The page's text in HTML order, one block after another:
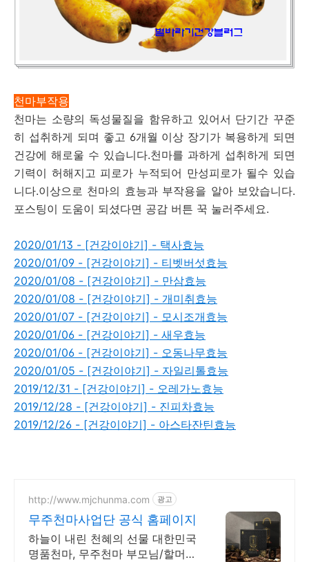
천마부작용
천마는 소량의 독성물질을 함유하고 있어서 단기간 꾸준
히 섭취하게 되며 좋고 6개월 이상 장기가 복용하게 되면
건강에 해로울 수 있습니다.천마를 과하게 섭취하게 되면
기력이 허해지고 피로가 누적되어 만성피로가 될수 있습
니다.이상으로 천마의 효능과 부작용을 알아 보았습니다.
포스팅이 도움이 되셨다면 공감 버튼 꾹 눌러주세요.
2020/01/13 - [건강이야기] - 택사효능
2020/01/09 - [건강이야기] - 티벳버섯효능
2020/01/08 - [건강이야기] - 만삼효능
2020/01/08 - [건강이야기] - 개미취효능
2020/01/07 - [건강이야기] - 모시조개효능
2020/01/06 - [건강이야기] - 새우효능
2020/01/06 - [건강이야기] - 오동나무효능
2020/01/05 - [건강이야기] - 자일리톨효능
2019/12/31 - [건강이야기] - 오레가노효능
2019/12/28 - [건강이야기] - 진피차효능
2019/12/26 - [건강이야기] - 아스타잔틴효능
http://www.mjchunma.com 광고
무주천마사업단 공식 홈페이지
하늘이 내린 천혜의 선물 대한민국
명품천마, 무주천마 부모님/할머